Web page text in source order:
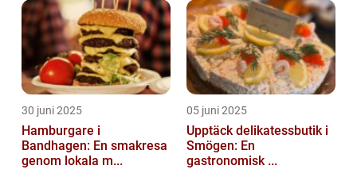
30 juni 2025
Hamburgare i
Bandhagen: En smakresa
genom lokala m...
05 juni 2025
Upptäck delikatessbutik i
Smögen: En
gastronomisk ...